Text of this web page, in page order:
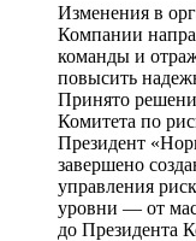
Изменения в
Компании
команды и
повысить
Принято
Комитета по
Президент
завершено
управления
уровни — от
до Президента